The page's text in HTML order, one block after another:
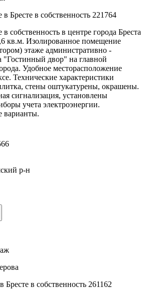
Бресте в собственность 221764
собственность в центре города Бреста
кв.м. Изолированное помещение
этаже административно -
"Гостинный двор" на главной
Удобное месторасположение
Технические характеристики
стены оштукатурены, окрашены.
сигнализация, установлены
учета электроэнергии.
варианты.
р-н
в собственность 261162